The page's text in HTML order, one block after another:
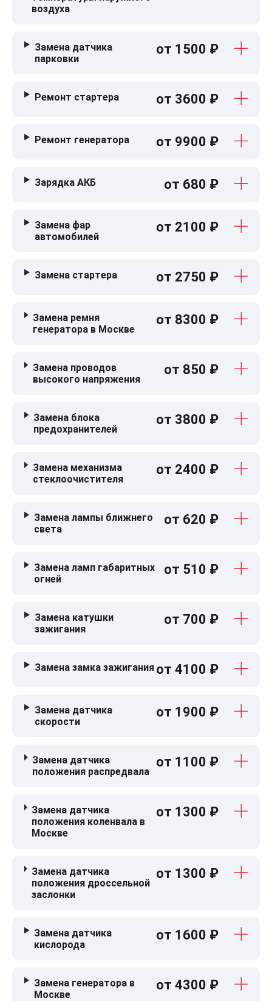
воздуха
Замена датчика
парковки
от 1500 ₽
Ремонт стартера от 3600 ₽
Ремонт генератора от 9900 ₽
Зарядка АКБ от 680 ₽
Замена фар
автомобилей
от 2100 ₽
Замена стартера от 2750 ₽
Замена ремня
генератора в Москве
от 8300 ₽
Замена проводов
высокого напряжения
от 850 ₽
Замена блока
предохранителей
от 3800 ₽
Замена механизма
стеклоочистителя
от 2400 ₽
Замена лампы ближнего
света
от 620 ₽
Замена ламп габаритных
огней
от 510 ₽
Замена катушки
зажигания
от 700 ₽
Замена замка зажигания от 4100 ₽
Замена датчика
скорости
от 1900 ₽
Замена датчика
положения распредвала
от 1100 ₽
Замена датчика
положения коленвала в
Москве
от 1300 ₽
Замена датчика
положения дроссельной
заслонки
от 1300 ₽
Замена датчика
кислорода
от 1600 ₽
Замена генератора в
Москве
от 4300 ₽